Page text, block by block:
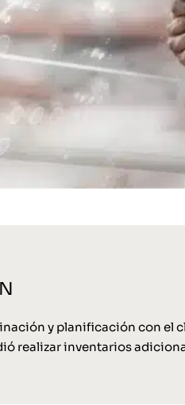
y planificación con el
realizar inventarios